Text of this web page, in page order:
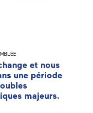
et nous
une période
majeurs.